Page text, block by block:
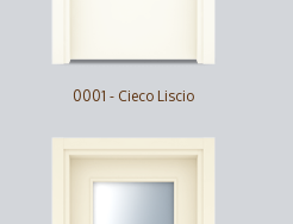
0001 - Cieco Liscio